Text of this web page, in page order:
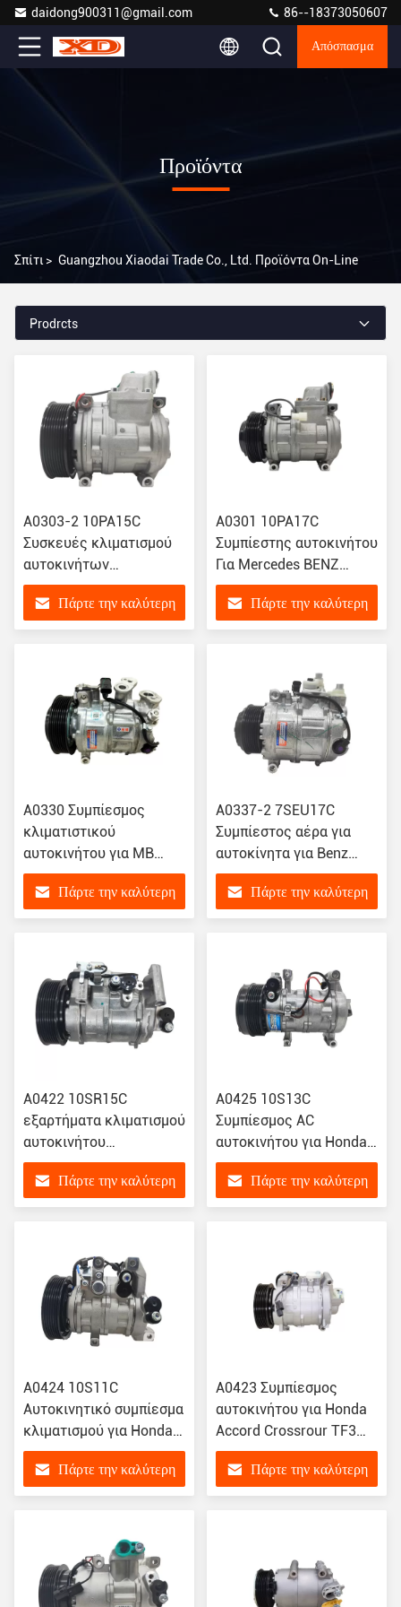
daidong900311@gmail.com 86--18373050607
Απόσπασμα
Προϊόντα
Σπίτι > Guangzhou Xiaodai Trade Co., Ltd. Προϊόντα On-Line
Prodrcts
Α0303-2 10PA15C
Συσκευές κλιματισμού
αυτοκινήτων
αυτοκινήτων
Συμπιεστήρας
εναλλακτικού ρεύματος
0235,471-02341
Πάρτε την καλύτερη
Α0301 10PA17C
Συμπίεστης αυτοκινήτου
Για Mercedes BENZ
Actros MB140
A0002300511
Πάρτε την καλύτερη
A0330 Συμπίεσμος
κλιματιστικού
αυτοκινήτου για MB
Mercedes BENZ C/E 1.5T
2019 A0012305511
0022304911
Πάρτε την καλύτερη
Α0337-2 7SEU17C
Συμπίεστος αέρα για
αυτοκίνητα για Benz
GL450 / GE GLC
A0008300004
Πάρτε την καλύτερη
Α0422 10SR15C
εξαρτήματα κλιματισμού
αυτοκινήτου
ατμοσφαιρικός
συμπιεστής για την
Honda Odyssey RB3
Πάρτε την καλύτερη
A0425 10S13C
Συμπίεσμος AC
αυτοκινήτου για Honda
Fit GK5 / XRV RU1 GJ6
GM6 38810-5R0-H01
Πάρτε την καλύτερη
A0424 10S11C
Αυτοκινητικό συμπίεσμα
κλιματισμού για Honda
Crider / Binzhi 1.8
447280-2390
Πάρτε την καλύτερη
Α0423 Συμπίεσμος
αυτοκινήτου για Honda
Accord Crossrour TF3
38810-R70-A01
38810R70A01 158335
157335
Πάρτε την καλύτερη